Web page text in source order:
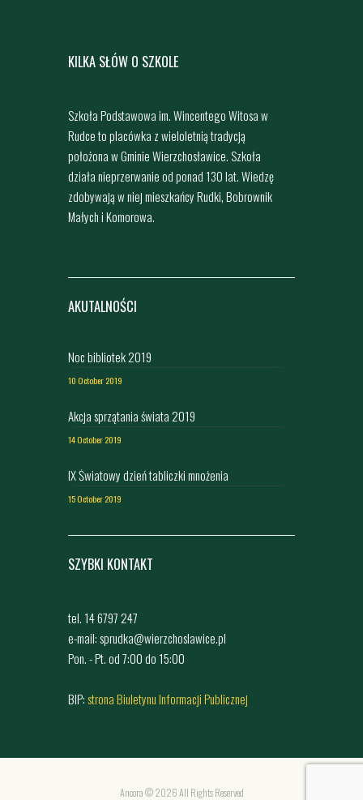
KILKA SŁÓW O SZKOLE
Szkoła Podstawowa im. Wincentego Witosa w
Rudce to placówka z wieloletnią tradycją
położona w Gminie Wierzchosławice. Szkoła
działa nieprzerwanie od ponad 130 lat. Wiedzę
zdobywają w niej mieszkańcy Rudki, Bobrownik
Małych i Komorowa.
AKUTALNOŚCI
Noc bibliotek 2019
10 October 2019
Akcja sprzątania świata 2019
14 October 2019
IX Światowy dzień tabliczki mnożenia
15 October 2019
SZYBKI KONTAKT
tel. 14 6797 247
e-mail: sprudka@wierzchoslawice.pl
Pon. - Pt. od 7:00 do 15:00
BIP:strona Biuletynu Informacji Publicznej
Ancora © 2026 All Rights Reserved